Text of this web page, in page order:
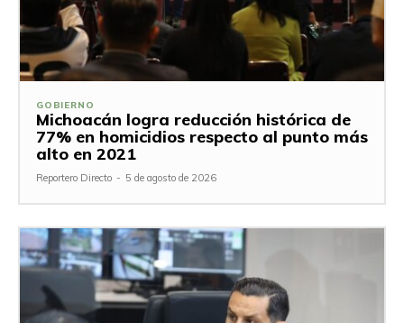
GOBIERNO
Michoacán logra reducción histórica de
77% en homicidios respecto al punto más
alto en 2021
Reportero Directo - 5 de agosto de 2026